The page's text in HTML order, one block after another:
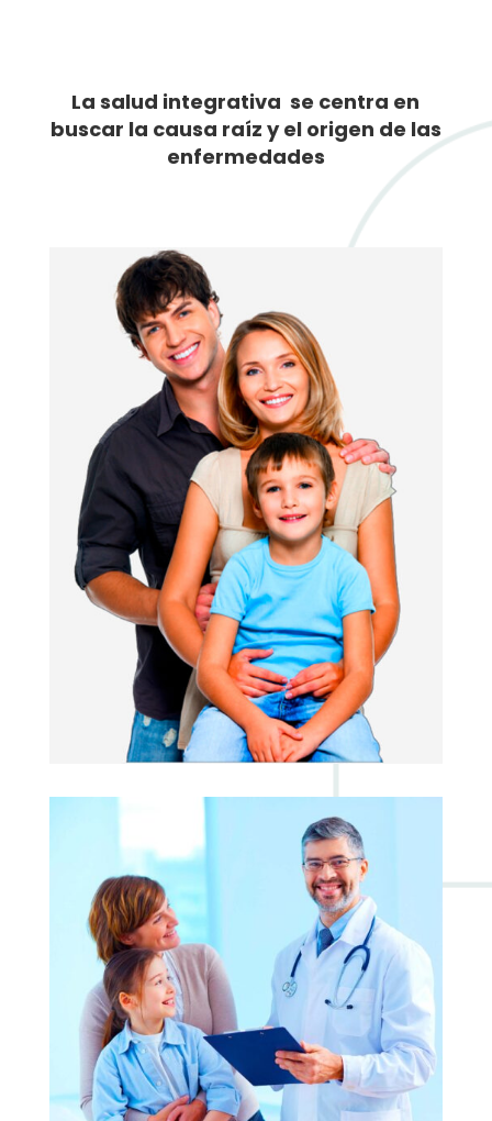
La salud integrativa se centra en
buscar la causa raíz y el origen de las
enfermedades